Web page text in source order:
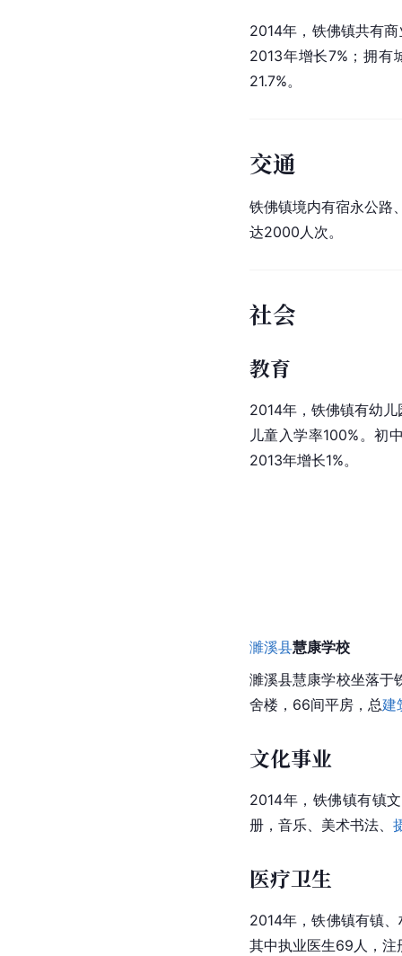
2014年，铁佛镇共有
2013年增长7%；拥
21.7%。
交通
铁佛镇境内有宿永公路
达2000人次。
社会
教育
2014年，铁佛镇有幼
儿童入学率100%。初
2013年增长1%。
濉溪县慧康学校
濉溪县慧康学校坐落于
舍楼，66间平房，总建
文化事业
2014年，铁佛镇有镇
册，音乐、美术书法、
医疗卫生
2014年，铁佛镇有镇
其中执业医生69人，